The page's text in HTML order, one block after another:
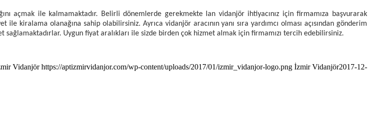
açmak ile kalmamaktadır. Belirli dönemlerde gerekmekte lan vidanjör ihtiyacınız için firmamıza başvurarak
kiralama olanağına sahip olabilirsiniz. Ayrıca vidanjör aracının yanı sıra yardımcı olması açısından gönderim
sağlamaktadırlar. Uygun fiyat aralıkları ile sizde birden çok hizmet almak için firmamızı tercih edebilirsiniz.
Vidanjör https://aptizmirvidanjor.com/wp-content/uploads/2017/01/izmir_vidanjor-logo.png İzmir Vidanjör2017-12-